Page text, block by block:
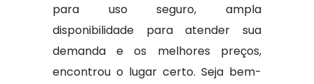
para uso seguro, ampla
disponibilidade para atender sua
demanda e os melhores preços,
encontrou o lugar certo. Seja bem-